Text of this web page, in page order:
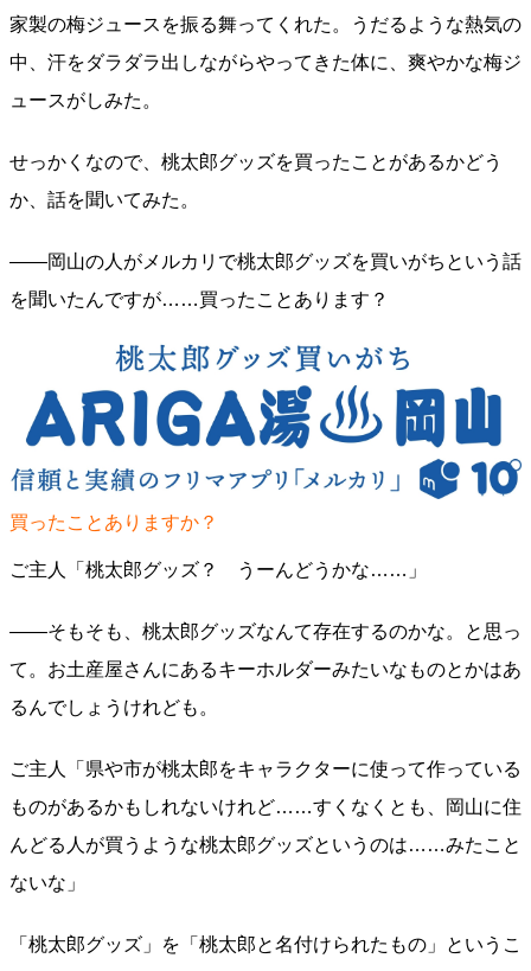
家製の梅ジュースを振る舞ってくれた。うだるような熱気の
中、汗をダラダラ出しながらやってきた体に、爽やかな梅ジ
ュースがしみた。
せっかくなので、桃太郎グッズを買ったことがあるかどう
か、話を聞いてみた。
――岡山の人がメルカリで桃太郎グッズを買いがちという話
を聞いたんですが……買ったことあります？
買ったことありますか？
ご主人「桃太郎グッズ？ うーんどうかな……」
――そもそも、桃太郎グッズなんて存在するのかな。と思っ
て。お土産屋さんにあるキーホルダーみたいなものとかはあ
るんでしょうけれども。
ご主人「県や市が桃太郎をキャラクターに使って作っている
ものがあるかもしれないけれど……すくなくとも、岡山に住
んどる人が買うような桃太郎グッズというのは……みたこと
ないな」
「桃太郎グッズ」を「桃太郎と名付けられたもの」というこ